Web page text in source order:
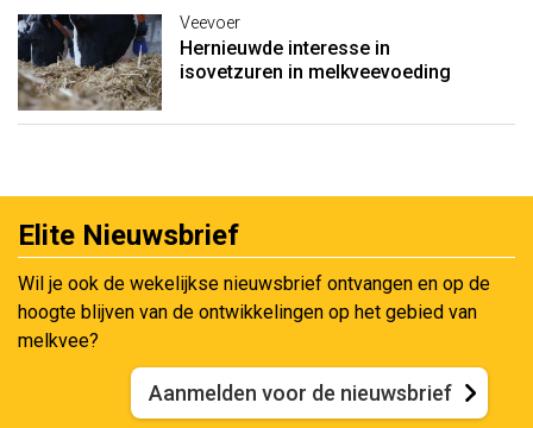
Veevoer
Hernieuwde interesse in
isovetzuren in melkveevoeding
Elite Nieuwsbrief
Wil je ook de wekelijkse nieuwsbrief ontvangen en op de
hoogte blijven van de ontwikkelingen op het gebied van
melkvee?
Aanmelden voor de nieuwsbrief